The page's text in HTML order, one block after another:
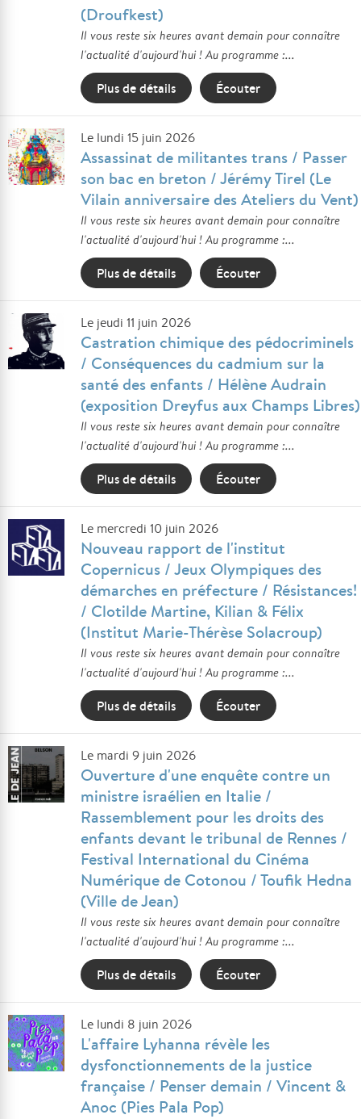
(Droufkest)
Il vous reste six heures avant demain pour connaître
l'actualité d'aujourd'hui ! Au programme :...
Plus de détails Écouter
Le lundi 15 juin 2026
Assassinat de militantes trans / Passer
son bac en breton / Jérémy Tirel (Le
Vilain anniversaire des Ateliers du Vent)
Il vous reste six heures avant demain pour connaître
l'actualité d'aujourd'hui ! Au programme :...
Plus de détails Écouter
Le jeudi 11 juin 2026
Castration chimique des pédocriminels
/ Conséquences du cadmium sur la
santé des enfants / Hélène Audrain
(exposition Dreyfus aux Champs Libres)
Il vous reste six heures avant demain pour connaître
l'actualité d'aujourd'hui ! Au programme :...
Plus de détails Écouter
Le mercredi 10 juin 2026
Nouveau rapport de l'institut
Copernicus / Jeux Olympiques des
démarches en préfecture / Résistances!
/ Clotilde Martine, Kilian & Félix
(Institut Marie-Thérèse Solacroup)
Il vous reste six heures avant demain pour connaître
l'actualité d'aujourd'hui ! Au programme :...
Plus de détails Écouter
Le mardi 9 juin 2026
Ouverture d'une enquête contre un
ministre israélien en Italie /
Rassemblement pour les droits des
enfants devant le tribunal de Rennes /
Festival International du Cinéma
Numérique de Cotonou / Toufik Hedna
(Ville de Jean)
Il vous reste six heures avant demain pour connaître
l'actualité d'aujourd'hui ! Au programme :...
Plus de détails Écouter
Le lundi 8 juin 2026
L'affaire Lyhanna révèle les
dysfonctionnements de la justice
française / Penser demain / Vincent &
Anoc (Pies Pala Pop)